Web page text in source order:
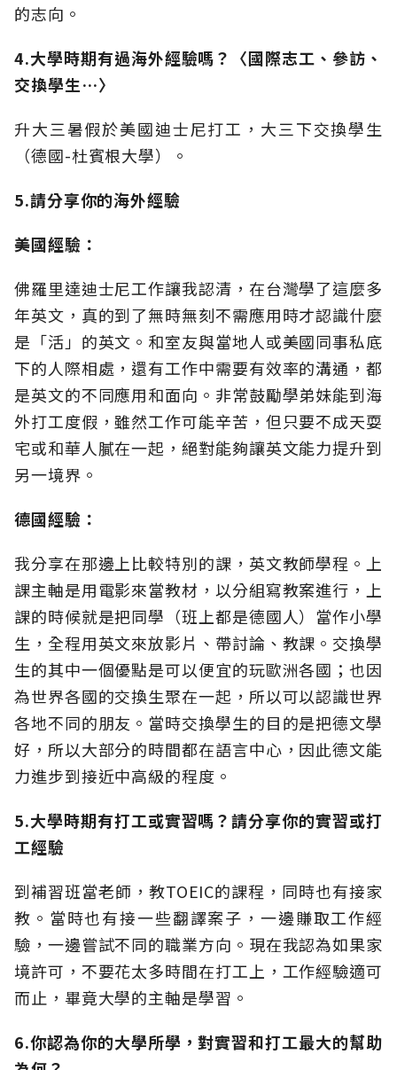
的志向。
4.大學時期有過海外經驗嗎？〈國際志工、參訪、
交換學生…〉
升大三暑假於美國迪士尼打工，大三下交換學生
（德國-杜賓根大學）。
5.請分享你的海外經驗
美國經驗：
佛羅里達迪士尼工作讓我認清，在台灣學了這麼多
年英文，真的到了無時無刻不需應用時才認識什麼
是「活」的英文。和室友與當地人或美國同事私底
下的人際相處，還有工作中需要有效率的溝通，都
是英文的不同應用和面向。非常鼓勵學弟妹能到海
外打工度假，雖然工作可能辛苦，但只要不成天耍
宅或和華人膩在一起，絕對能夠讓英文能力提升到
另一境界。
德國經驗：
我分享在那邊上比較特別的課，英文教師學程。上
課主軸是用電影來當教材，以分組寫教案進行，上
課的時候就是把同學（班上都是德國人）當作小學
生，全程用英文來放影片、帶討論、教課。交換學
生的其中一個優點是可以便宜的玩歐洲各國；也因
為世界各國的交換生聚在一起，所以可以認識世界
各地不同的朋友。當時交換學生的目的是把德文學
好，所以大部分的時間都在語言中心，因此德文能
力進步到接近中高級的程度。
5.大學時期有打工或實習嗎？請分享你的實習或打
工經驗
到補習班當老師，教TOEIC的課程，同時也有接家
教。當時也有接一些翻譯案子，一邊賺取工作經
驗，一邊嘗試不同的職業方向。現在我認為如果家
境許可，不要花太多時間在打工上，工作經驗適可
而止，畢竟大學的主軸是學習。
6.你認為你的大學所學，對實習和打工最大的幫助